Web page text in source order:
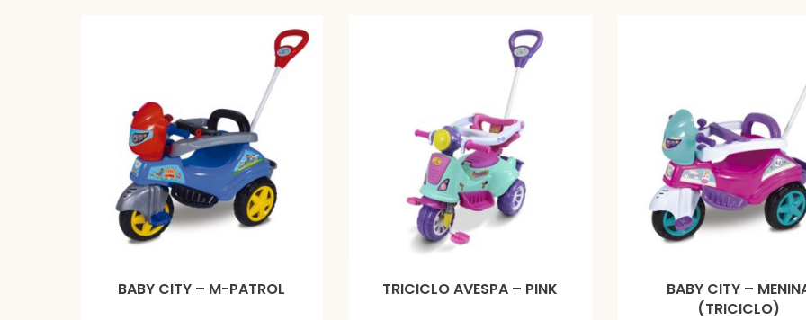
BABY CITY – M-PATROL TRICICLO AVESPA – PINK
BABY CITY –
(TRICICLO)